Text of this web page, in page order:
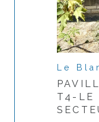
Date de
Mes
Le
T4-LE